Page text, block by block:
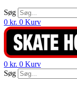
Søg
0 kr. 0 Kurv
0 kr. 0 Kurv
Søg